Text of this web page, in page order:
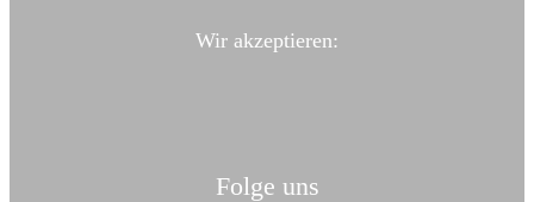
Wir akzeptieren:
Folge uns